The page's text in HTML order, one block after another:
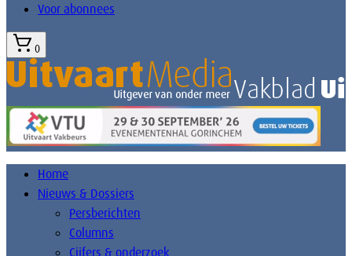
Voor abonnees
0
Home
Nieuws & Dossiers
Persberichten
Columns
Cijfers & onderzoek